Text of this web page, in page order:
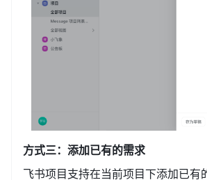
方式三：添加已有的需求
飞书项目支持在当前项目下添加已